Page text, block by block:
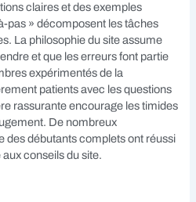
claires et des exemples
pas » décomposent les tâches
La philosophie du site assume
et que les erreurs font partie
expérimentés de la
patients avec les questions
rassurante encourage les timides
De nombreux
des débutants complets ont réussi
conseils du site.